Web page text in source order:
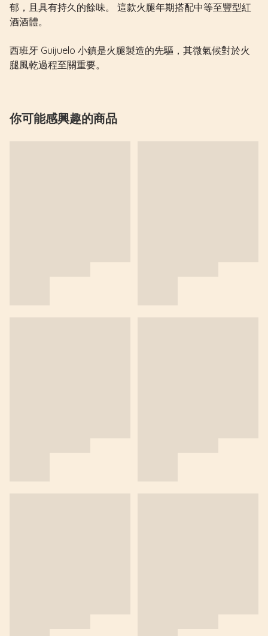
郁，且具有持久的餘味。 這款火腿年期搭配中等至豐型紅
酒酒體。
西班牙 Guijuelo 小鎮是火腿製造的先驅，其微氣候對於火
腿風乾過程至關重要。
你可能感興趣的商品